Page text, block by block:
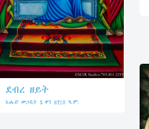
ደብረ ዘይት
እሑድ መጋቢት ፮ ቀን ፳፻፲፰ ዓ.ም.